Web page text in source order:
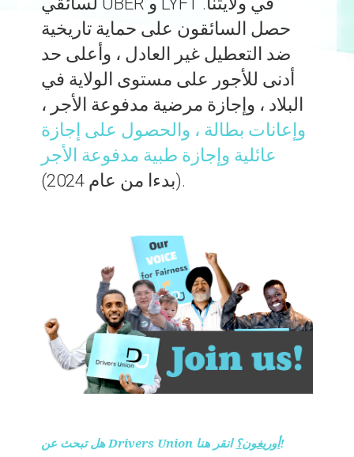
حصل السائقون على حماية تاريخية
ضد التعطيل غير العادل ، وأعلى حد
أدنى للأجور على مستوى الولاية في
البلاد ، وإجازة مرضية مدفوعة الأجر ،
وإعانات بطالة ، والحصول على إجازة
عائلية وإجازة طبية مدفوعة الأجر
(بدءا من عام 2024).
هل تبحث عن Drivers Union أوريغون؟انقر هنا!